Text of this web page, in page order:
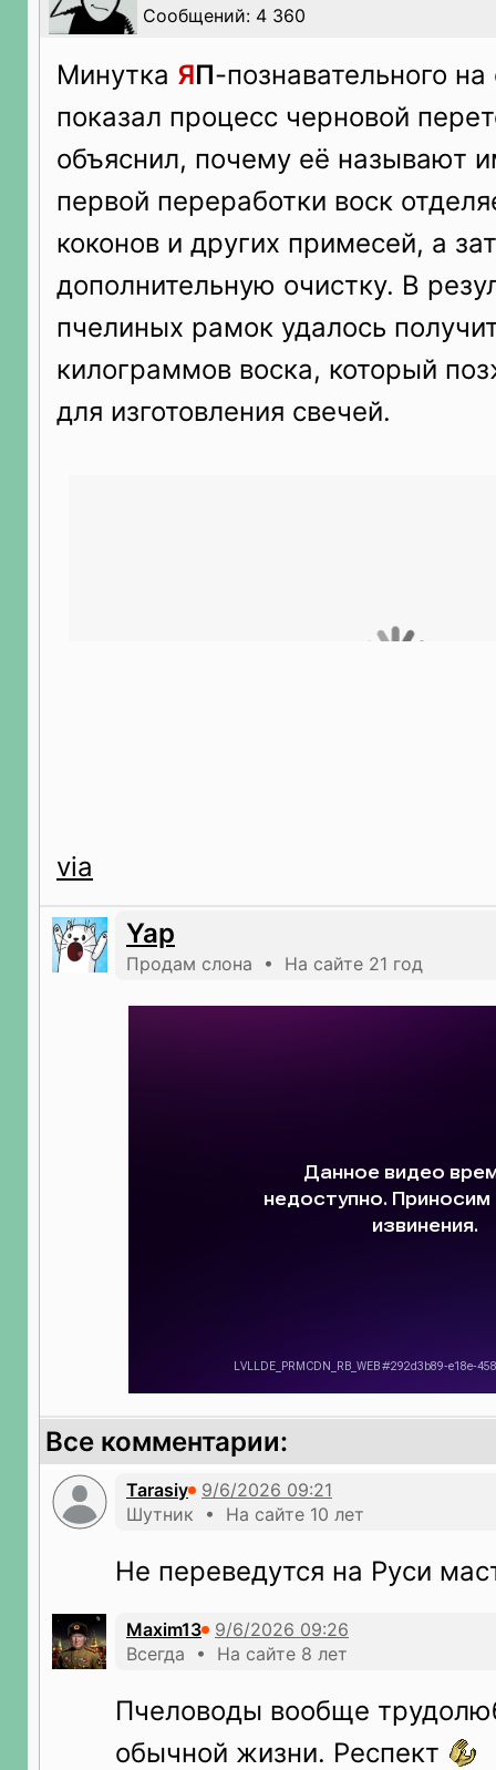
Сообщений: 4 360
Минутка ЯП-познавательного
показал процесс черновой
объяснил, почему её называют
первой переработки воск
коконов и других примесей, а
дополнительную очистку. В
пчелиных рамок удалось
килограммов воска, который
для изготовления свечей.
via
Yap
Продам слона • На сайте 21 год
Все комментарии:
Tarasiy
Шутник • На сайте 10 лет
Не переведутся на Руси
Maxim13
Всегда • На сайте 8 лет
Пчеловоды вообще
обычной жизни. Респект